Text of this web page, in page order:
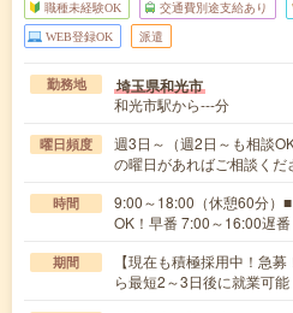
職種未経験OK 交通費別途支給あり
WEB登録OK 派遣
勤務地 埼玉県和光市
和光市駅から---分
曜日頻度
週3日～（週2日～も相談
の曜日があればご相談くだ
時間
9:00～18:00（休憩60分）
OK！早番 7:00～16:00遅
期間
【現在も積極採用中！急
ら最短2～3日後に就業可能